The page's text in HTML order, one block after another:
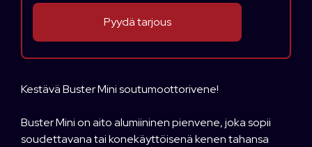
Kestävä Buster Mini soutumoottorivene!
Buster Mini on aito alumiininen pienvene, joka sopii
soudettavana tai konekäyttöisenä kenen tahansa